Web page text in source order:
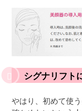
シグナリフト
やはり、初めて使